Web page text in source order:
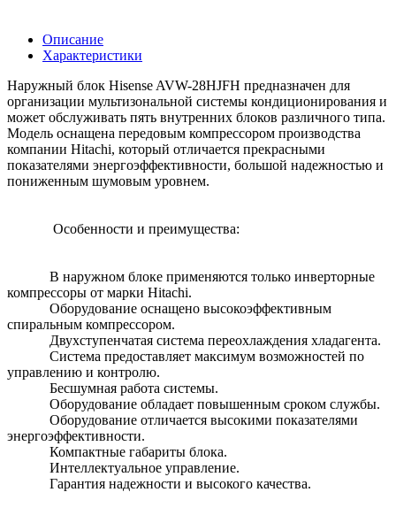
Описание
Характеристики
Наружный блок Hisense AVW-28HJFH предназначен для
организации мультизональной системы кондиционирования и
может обслуживать пять внутренних блоков различного типа.
Модель оснащена передовым компрессором производства
компании Hitachi, который отличается прекрасными
показателями энергоэффективности, большой надежностью и
пониженным шумовым уровнем.
Особенности и преимущества:
В наружном блоке применяются только инверторные
компрессоры от марки Hitachi.
Оборудование оснащено высокоэффективным
спиральным компрессором.
Двухступенчатая система переохлаждения хладагента.
Система предоставляет максимум возможностей по
управлению и контролю.
Бесшумная работа системы.
Оборудование обладает повышенным сроком службы.
Оборудование отличается высокими показателями
энергоэффективности.
Компактные габариты блока.
Интеллектуальное управление.
Гарантия надежности и высокого качества.